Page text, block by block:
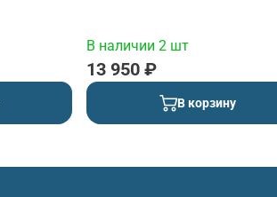
В наличии 2 шт
13 950 ₽
В корзину